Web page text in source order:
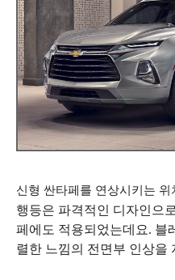
신형 싼타페를 연상시키는 위
행등은 파격적인 디자인으
페에도 적용되었는데요. 블
렬한 느낌의 전면부 인상을